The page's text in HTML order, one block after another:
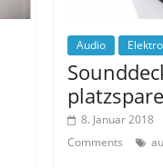
Audio
8. Januar 2018
Comments